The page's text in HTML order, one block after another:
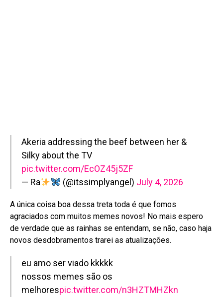
Akeria addressing the beef between her &
Silky about the TV
pic.twitter.com/EcOZ45j5ZF
— Ra
(@itssimplyangel) July 4, 2026
A única coisa boa dessa treta toda é que fomos
agraciados com muitos memes novos! No mais espero
de verdade que as rainhas se entendam, se não, caso haja
novos desdobramentos trarei as atualizações.
eu amo ser viado kkkkk
nossos memes são os
melhorespic.twitter.com/n3HZTMHZkn